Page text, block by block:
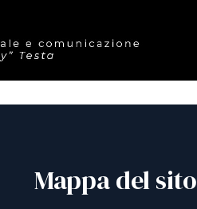
Mappa del sito